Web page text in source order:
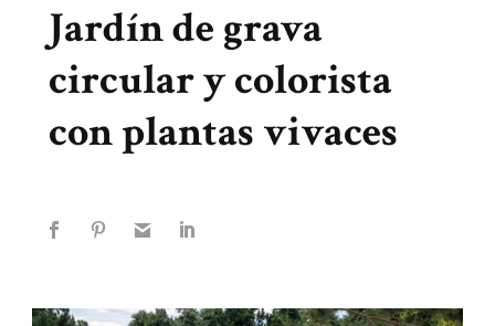
Jardín de grava
circular y colorista
con plantas vivaces